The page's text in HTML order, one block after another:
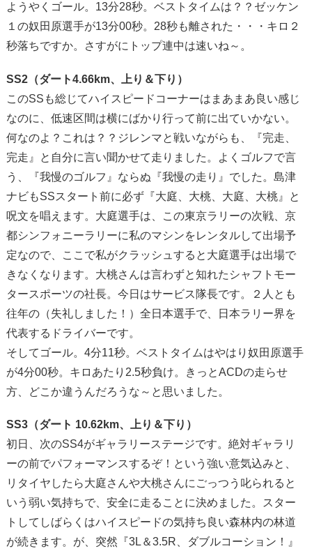
ようやくゴール。13分28秒。ベストタイムは？？ゼッケン
１の奴田原選手が13分00秒。28秒も離された・・・キロ２
秒落ちですか。さすがにトップ連中は速いね～。
SS2（ダート4.66km、上り＆下り）
このSSも総じてハイスピードコーナーはまあまあ良い感じ
なのに、低速区間は横にばかり行って前に出ていかない。
何なのよ？これは？？ジレンマと戦いながらも、『完走、
完走』と自分に言い聞かせて走りました。よくゴルフで言
う、『我慢のゴルフ』ならぬ『我慢の走り』でした。島津
ナビもSSスタート前に必ず『大庭、大桃、大庭、大桃』と
呪文を唱えます。大庭選手は、この東京ラリーの次戦、京
都シンフォニーラリーに私のマシンをレンタルして出場予
定なので、ここで私がクラッシュすると大庭選手は出場で
きなくなります。大桃さんは言わずと知れたシャフトモー
タースポーツの社長。今日はサービス隊長です。２人とも
往年の（失礼しました！）全日本選手で、日本ラリー界を
代表するドライバーです。
そしてゴール。4分11秒。ベストタイムはやはり奴田原選手
が4分00秒。キロあたり2.5秒負け。きっとACDの走らせ
方、どこか違うんだろうな～と思いました。
SS3（ダート 10.62km、上り＆下り）
初日、次のSS4がギャラリーステージです。絶対ギャラリ
ーの前でパフォーマンスするぞ！という強い意気込みと、
リタイヤしたら大庭さんや大桃さんにごっつう叱られると
いう弱い気持ちで、安全に走ることに決めました。スター
トしてしばらくはハイスピードの気持ち良い森林内の林道
が続きます。が、突然『3L＆3.5R、ダブルコーション！』